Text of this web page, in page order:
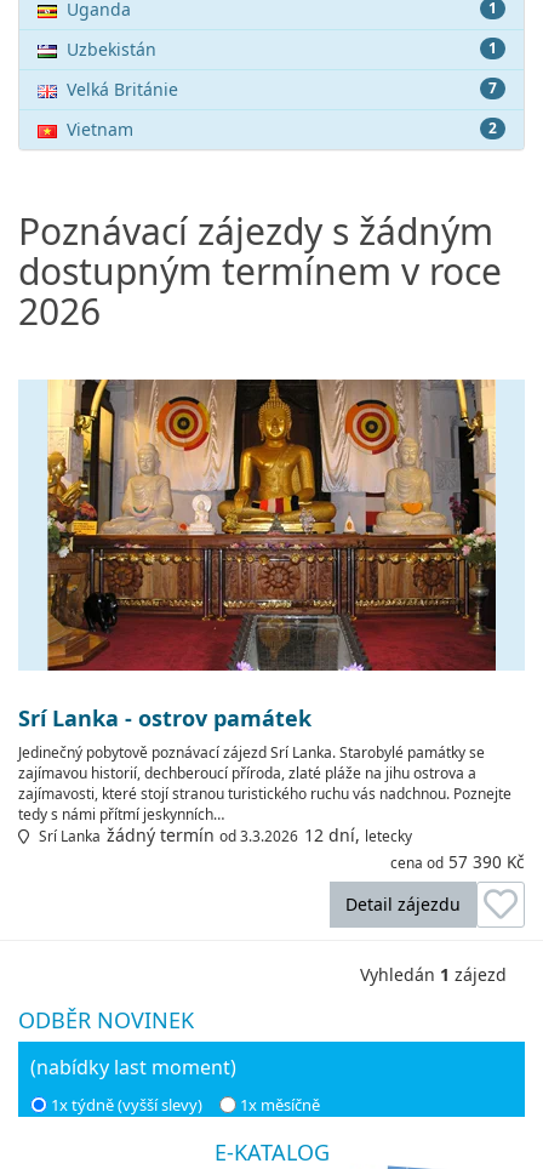
1
Uganda
1
Uzbekistán
7
Velká Británie
2
Vietnam
Poznávací zájezdy s žádným
dostupným termínem v roce
2026
Srí Lanka - ostrov památek
Jedinečný pobytově poznávací zájezd Srí Lanka. Starobylé památky se
zajímavou historií, dechberoucí příroda, zlaté pláže na jihu ostrova a
zajímavosti, které stojí stranou turistického ruchu vás nadchnou. Poznejte
tedy s námi přítmí jeskynních…
Srí Lanka žádný termín od 3.3.2026 12 dní, letecky
cena od 57 390 Kč
Detail zájezdu
Vyhledán 1 zájezd
ODBĚR NOVINEK
(nabídky last moment)
1x týdně (vyšší slevy) 1x měsíčně
E-KATALOG